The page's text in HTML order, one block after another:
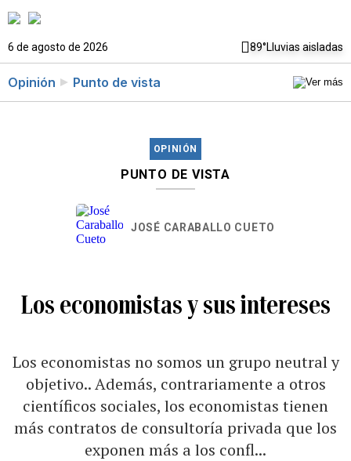
6 de agosto de 2026 89°Lluvias aisladas
Opinión Punto de vista
OPINIÓN
PUNTO DE VISTA
JOSÉ CARABALLO CUETO
Los economistas y sus intereses
Los economistas no somos un grupo neutral y
objetivo.. Además, contrariamente a otros
científicos sociales, los economistas tienen
más contratos de consultoría privada que los
exponen más a los confl...